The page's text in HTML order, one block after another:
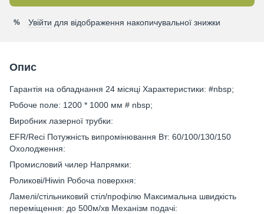
% Увійти для відображення накопичувальної знижки
Опис
Гарантія на обладнання 24 місяці Характеристики: #nbsp;
Робоче поле: 1200 * 1000 мм # nbsp;
Виробник лазерної трубки:
EFR/Reci Потужність випромінювання Вт: 60/100/130/150
Охолодження:
Промисловий чилер Напрямки:
Роликові/Hiwin Робоча поверхня:
Ламелі/стільниковий стіл/профілю Максимальна швидкість
переміщення: до 500м/хв Механізм подачі: